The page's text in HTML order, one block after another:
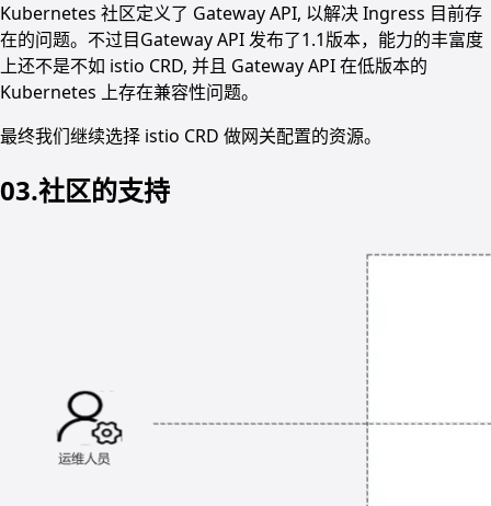
Kubernetes 社区定义了 Gateway API, 以解决 Ingress 目前存
在的问题。不过目Gateway API 发布了1.1版本，能力的丰富度
上还不是不如 istio CRD, 并且 Gateway API 在低版本的
Kubernetes 上存在兼容性问题。
最终我们继续选择 istio CRD 做网关配置的资源。
03.社区的支持